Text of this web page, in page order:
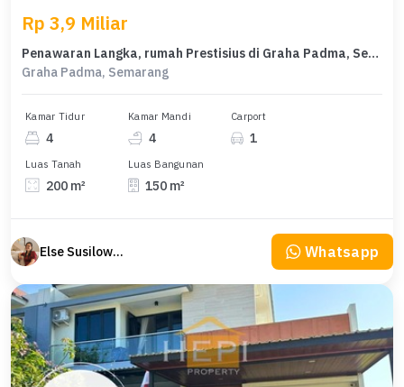
Rp 3,9 Miliar
Penawaran Langka, rumah Prestisius di Graha Padma, Semarang, LB 150m²
Graha Padma, Semarang
Kamar Tidur
4
Kamar Mandi
4
Carport
1
Luas Tanah
200 m²
Luas Bangunan
150 m²
Else Susilowaty Whatsapp